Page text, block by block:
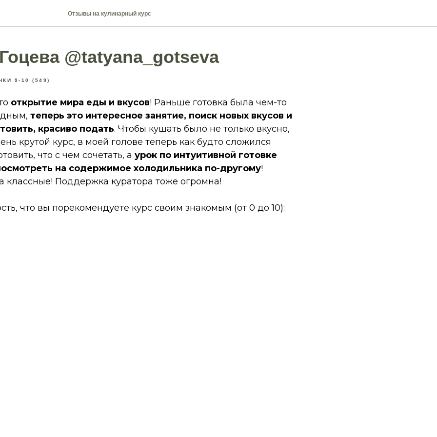
Отзывы на кулинарный курс
@tatyana_gotseva
9-10 (549)
открытие мира еды и вкусов! Раньше готовка была чем-то
теперь это интересное занятие, поиск новых вкусов и
красиво подать. Чтобы кушать было не только вкусно,
крутой курс, в моей голове теперь как будто сложился
что с чем сочетать, а урок по интуитивной готовке
на содержимое холодильника по-другому!
классные! Поддержка куратора тоже огромна!
что вы порекомендуете курс своим знакомым (от 0 до 10):